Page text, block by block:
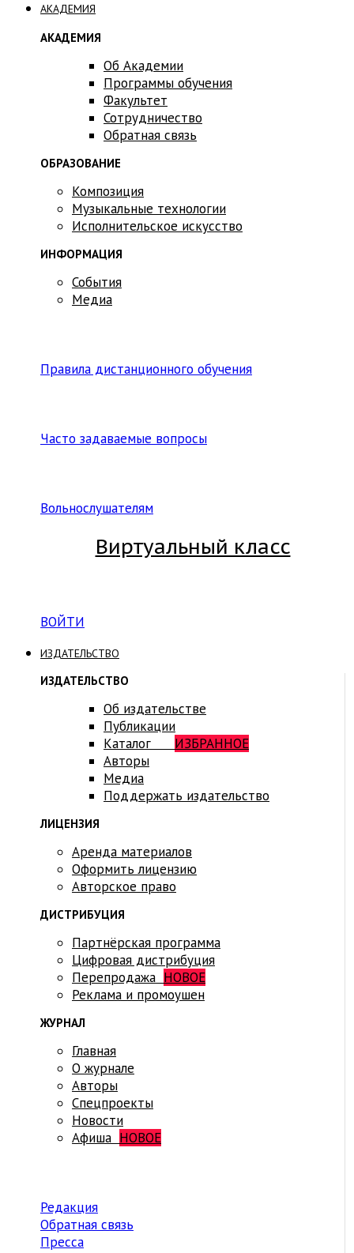
АКАДЕМИЯ
АКАДЕМИЯ
Об Академии
Программы обучения
Факультет
Сотрудничество
Обратная связь
ОБРАЗОВАНИЕ
Композиция
Музыкальные технологии
Исполнительское искусство
ИНФОРМАЦИЯ
События
Медиа
Правила дистанционного обучения
Часто задаваемые вопросы
Вольнослушателям
Виртуальный класс
ВОЙТИ
ИЗДАТЕЛЬСТВО
ИЗДАТЕЛЬСТВО
Об издательстве
Публикации
Каталог ИЗБРАННОЕ
Авторы
Медиа
Поддержать издательство
ЛИЦЕНЗИЯ
Аренда материалов
Оформить лицензию
Авторское право
ДИСТРИБУЦИЯ
Партнёрская программа
Цифровая дистрибуция
Перепродажа НОВОЕ
Реклама и промоушен
ЖУРНАЛ
Главная
О журнале
Авторы
Спецпроекты
Новости
Афиша НОВОЕ
Редакция
Обратная связь
Пресса